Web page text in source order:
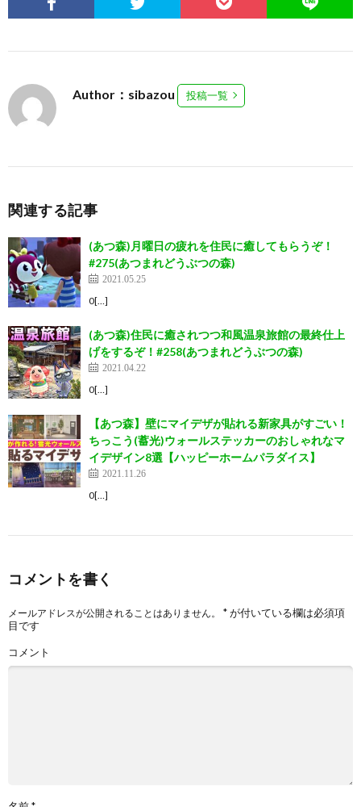
Author：sibazou 投稿一覧
関連する記事
(あつ森)月曜日の疲れを住民に癒してもらうぞ！
#275(あつまれどうぶつの森)
2021.05.25
0[…]
(あつ森)住民に癒されつつ和風温泉旅館の最終仕上
げをするぞ！#258(あつまれどうぶつの森)
2021.04.22
0[…]
【あつ森】壁にマイデザが貼れる新家具がすごい！
ちっこう(蓄光)ウォールステッカーのおしゃれなマ
イデザイン8選【ハッピーホームパラダイス】
2021.11.26
0[…]
コメントを書く
メールアドレスが公開されることはありません。 *が付いている欄は必須項
目です
コメント